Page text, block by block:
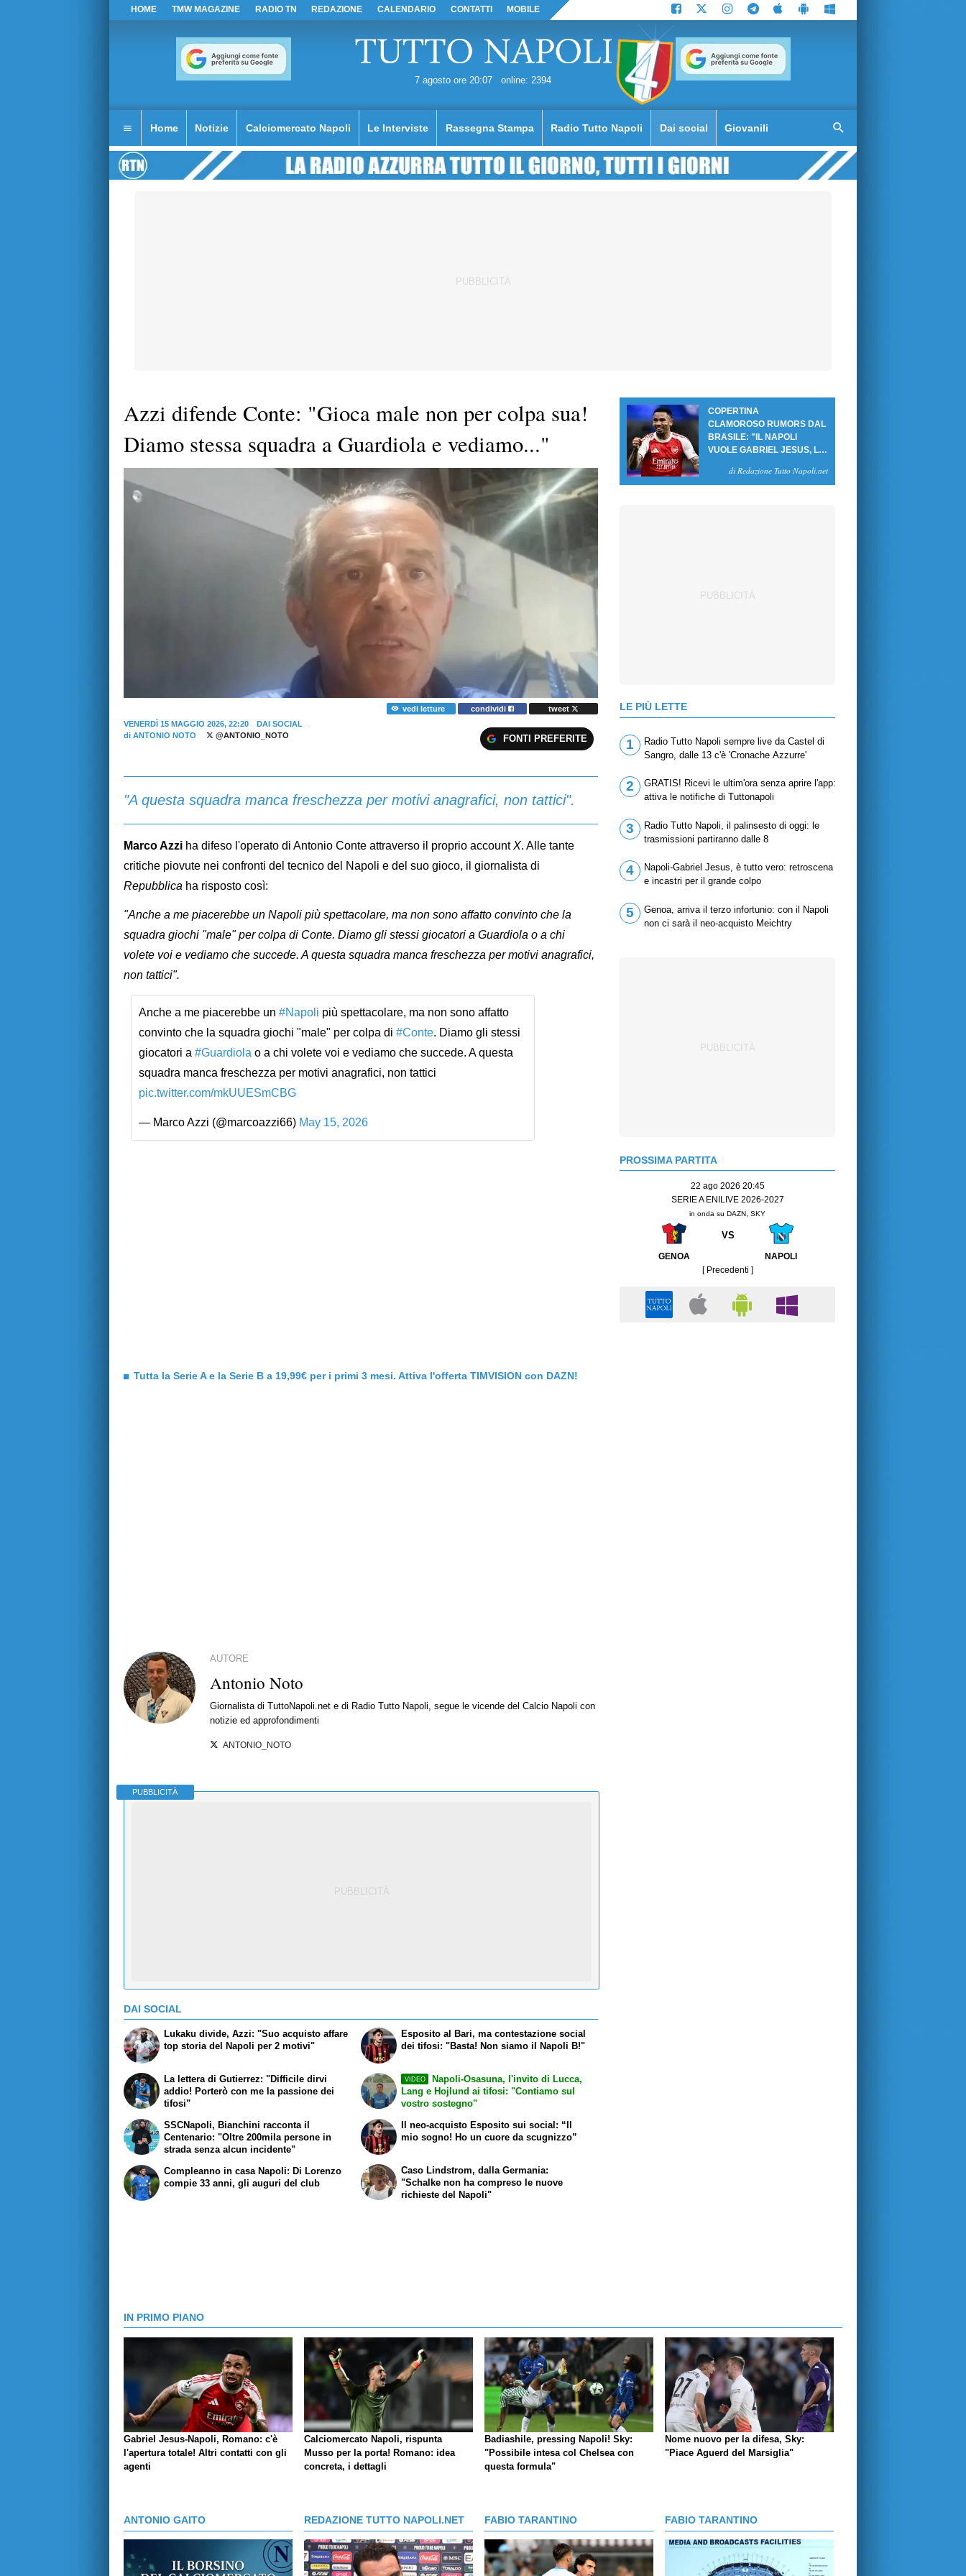
HOME TMW MAGAZINE RADIO TN REDAZIONE CALENDARIO CONTATTI MOBILE
7 agosto ore 20:07 online: 2394
Home Notizie Calciomercato Napoli Le Interviste Rassegna Stampa Radio Tutto Napoli Dai social Giovanili
Azzi difende Conte: "Gioca male non per colpa sua!
Diamo stessa squadra a Guardiola e vediamo..."
vedi letture condividi
tweet
VENERDÌ 15 MAGGIO 2026, 22:20
DAI SOCIAL
di ANTONIO NOTO @ANTONIO_NOTO FONTI PREFERITE
"A questa squadra manca freschezza per motivi anagrafici, non tattici".
Marco Azzi ha difeso l'operato di Antonio Conte attraverso il proprio accountX. Alle tante
critiche piovute nei confronti del tecnico del Napoli e del suo gioco, il giornalista di
Repubblica ha risposto così:
"Anche a me piacerebbe un Napoli più spettacolare, ma non sono affatto convinto che la
squadra giochi "male" per colpa di Conte. Diamo gli stessi giocatori a Guardiola o a chi
volete voi e vediamo che succede. A questa squadra manca freschezza per motivi anagrafici,
non tattici".
Anche a me piacerebbe un #Napoli più spettacolare, ma non sono affatto
convinto che la squadra giochi "male" per colpa di #Conte. Diamo gli stessi
giocatori a #Guardiola o a chi volete voi e vediamo che succede. A questa
squadra manca freschezza per motivi anagrafici, non tattici
pic.twitter.com/mkUUESmCBG
— Marco Azzi (@marcoazzi66) May 15, 2026
Tutta la Serie A e la Serie B a 19,99€ per i primi 3 mesi. Attiva l'offerta TIMVISION con DAZN!
AUTORE
Antonio Noto
Giornalista di TuttoNapoli.net e di Radio Tutto Napoli, segue le vicende del Calcio Napoli con
notizie ed approfondimenti
ANTONIO_NOTO
PUBBLICITÀ
DAI SOCIAL
Lukaku divide, Azzi: "Suo acquisto affare
top storia del Napoli per 2 motivi"
La lettera di Gutierrez: "Difficile dirvi
addio! Porterò con me la passione dei
tifosi"
Esposito al Bari, ma contestazione social
dei tifosi: "Basta! Non siamo il Napoli B!"
VIDEO
Napoli-Osasuna, l'invito di Lucca,
Lang e Hojlund ai tifosi: "Contiamo sul
vostro sostegno"
SSCNapoli, Bianchini racconta il
Centenario: "Oltre 200mila persone in
strada senza alcun incidente"
Compleanno in casa Napoli: Di Lorenzo
compie 33 anni, gli auguri del club
Il neo-acquisto Esposito sui social: “Il
mio sogno! Ho un cuore da scugnizzo”
Caso Lindstrom, dalla Germania:
"Schalke non ha compreso le nuove
richieste del Napoli"
COPERTINA
CLAMOROSO RUMORS DAL
BRASILE: "IL NAPOLI
VUOLE GABRIEL JESUS, LE
di Redazione Tutto Napoli.net
LE PIÙ LETTE
1
Radio Tutto Napoli sempre live da Castel di
Sangro, dalle 13 c'è 'Cronache Azzurre'
2
GRATIS! Ricevi le ultim'ora senza aprire l'app:
attiva le notifiche di Tuttonapoli
3
Radio Tutto Napoli, il palinsesto di oggi: le
trasmissioni partiranno dalle 8
4
Napoli-Gabriel Jesus, è tutto vero: retroscena
e incastri per il grande colpo
5
Genoa, arriva il terzo infortunio: con il Napoli
non ci sarà il neo-acquisto Meichtry
PROSSIMA PARTITA
22 ago 2026 20:45
SERIE A ENILIVE 2026-2027
in onda su DAZN, SKY
VS
GENOA
NAPOLI
[ Precedenti ]
IN PRIMO PIANO
Gabriel Jesus-Napoli, Romano: c'è
l'apertura totale! Altri contatti con gli
agenti
Calciomercato Napoli, rispunta
Musso per la porta! Romano: idea
concreta, i dettagli
Badiashile, pressing Napoli! Sky:
"Possibile intesa col Chelsea con
questa formula"
Nome nuovo per la difesa, Sky:
"Piace Aguerd del Marsiglia"
ANTONIO GAITO REDAZIONE TUTTO NAPOLI.NET FABIO TARANTINO FABIO TARANTINO